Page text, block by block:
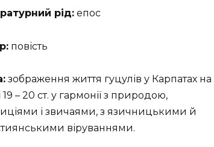
рід: епос
повість
зображення життя гуцулів у Карпатах на
– 20 ст. у гармонії з природою,
і звичаями, з язичницькими й
віруваннями.